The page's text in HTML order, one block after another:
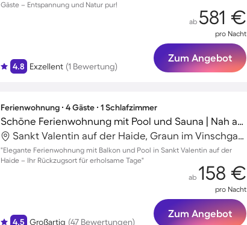
Gäste – Entspannung und Natur pur!
4.8 Exzellent (1 Bewertung)
ab 581 €
pro Nacht
Zum Angebot
Ferienwohnung ∙ 4 Gäste ∙ 1 Schlafzimmer
Schöne Ferienwohnung mit Pool und Sauna | Nah am Skifahren | Ideal für Homeoffice
Sankt Valentin auf der Haide, Graun im Vinschgau, Italien
"Elegante Ferienwohnung mit Balkon und Pool in Sankt Valentin auf der
Haide – Ihr Rückzugsort für erholsame Tage"
4.5 Großartig (47 Bewertungen)
ab 158 €
pro Nacht
Zum Angebot